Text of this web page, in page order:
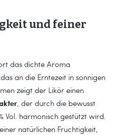
und feiner
das dichte Aroma
an die Erntezeit in sonnigen
zeigt der Likör einen
, der durch die bewusst
Vol. harmonisch gestützt wird.
natürlichen Fruchtigkeit,